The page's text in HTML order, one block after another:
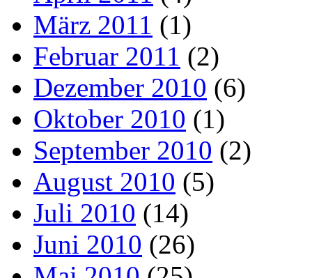
März 2011 (1)
Februar 2011 (2)
Dezember 2010 (6)
Oktober 2010 (1)
September 2010 (2)
August 2010 (5)
Juli 2010 (14)
Juni 2010 (26)